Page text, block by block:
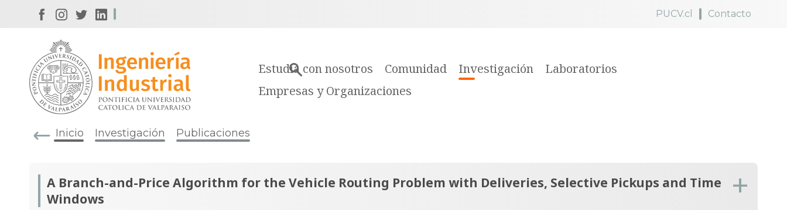
PUCV.cl Contacto
Estudia con nosotros Comunidad Investigación
Laboratorios
Empresas y Organizaciones
Inicio Investigación Publicaciones
A Branch-and-Price Algorithm for the Vehicle Routing Problem with Deliveries, Selective Pickups and Time
Windows